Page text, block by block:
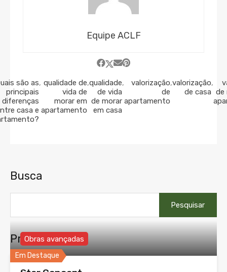
Equipe ACLF
são as
principais
diferenças
casa e
, qualidade de
vida de
morar em
apartamento
,qualidade
de vida
de morar
em casa
,
valorização
de
apartamento
,valorização
de casa
,
de
Busca
por:
Propriedades
Em Destaque
Obras avançadas